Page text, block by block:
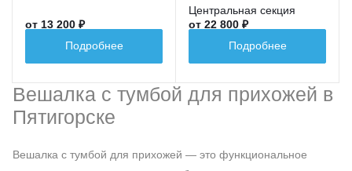
от 13 200 ₽
Подробнее
Центральная секция
от 22 800 ₽
Подробнее
Вешалка с тумбой для прихожей в
Пятигорске
Вешалка с тумбой для прихожей — это функциональное